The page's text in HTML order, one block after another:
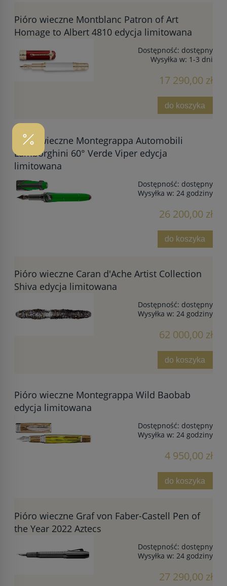
Pióro wieczne Montblanc Patron of Art
Homage to Albert 4810 edycja limitowana
Dostępność: dostępny
Wysyłka w: 1-3 dni
17 290,00 zł
do koszyka
Pióro wieczne Montegrappa Automobili
Lamborghini 60° Verde Viper edycja
limitowana
Dostępność: dostępny
Wysyłka w: 24 godziny
26 200,00 zł
do koszyka
Pióro wieczne Caran d'Ache Artist Collection
Shiva edycja limitowana
Dostępność: dostępny
Wysyłka w: 24 godziny
62 000,00 zł
do koszyka
Pióro wieczne Montegrappa Wild Baobab
edycja limitowana
Dostępność: dostępny
Wysyłka w: 24 godziny
4 950,00 zł
do koszyka
Pióro wieczne Graf von Faber-Castell Pen of
the Year 2022 Aztecs
Dostępność: dostępny
Wysyłka w: 24 godziny
27 290,00 zł